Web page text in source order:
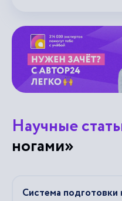
Научные
ногами»
Система